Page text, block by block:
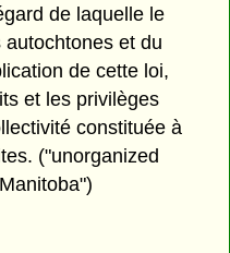
de laquelle le
et du
de cette loi,
et les privilèges
constituée à
("unorganized